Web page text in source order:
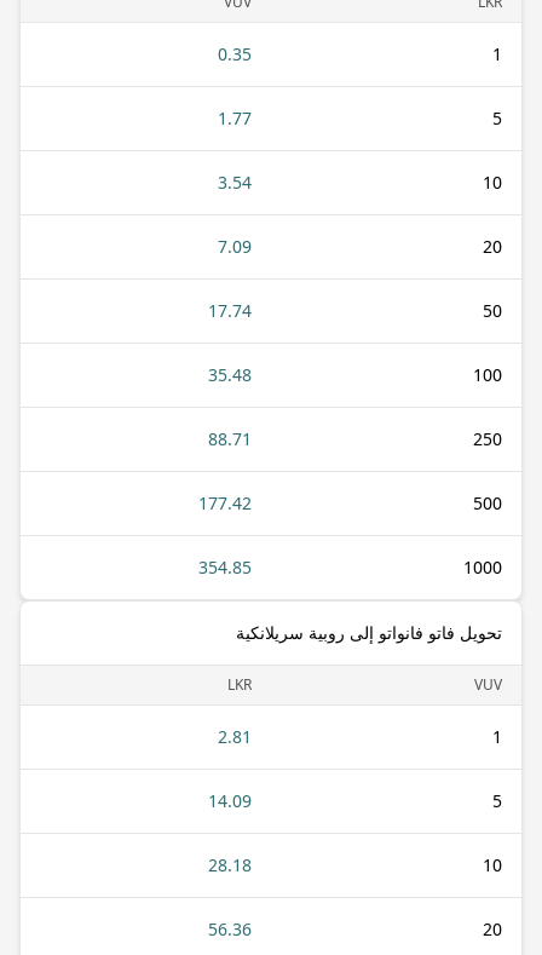
1
0.35
5
1.77
10
3.54
20
7.09
50
17.74
100
35.48
250
88.71
500
177.42
1000
354.85
تحويل فاتو فانواتو إلى روبية سريلانكية
VUV
LKR
1
2.81
5
14.09
10
28.18
20
56.36